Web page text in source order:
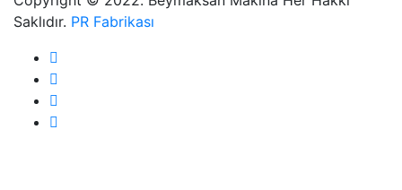
Saklıdır. PR Fabrikası